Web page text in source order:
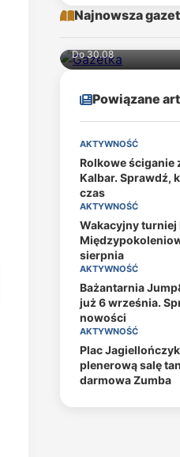
Najnowsza
Do 30.08
Powiązane
AKTYWNOŚĆ
Rolkowe ściganie
Kalbar. Sprawdź,
czas
AKTYWNOŚĆ
Wakacyjny
sierpnia
AKTYWNOŚĆ
Bażantarnia
już 6 września.
nowości
AKTYWNOŚĆ
Plac
plenerową salę
darmowa Zumba